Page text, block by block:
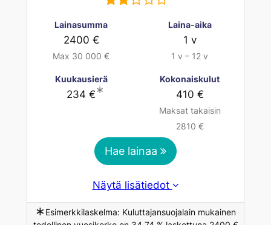
Lainasumma
2400 €
Max 30 000 €
Laina-aika
1 v
1 v – 12 v
Kuukausierä
234 €∗
Kokonaiskulut
410 €
Maksat takaisin
2810 €
Hae lainaa
Näytä lisätiedot
∗ Esimerkkilaskelma: Kuluttajansuojalain mukainen